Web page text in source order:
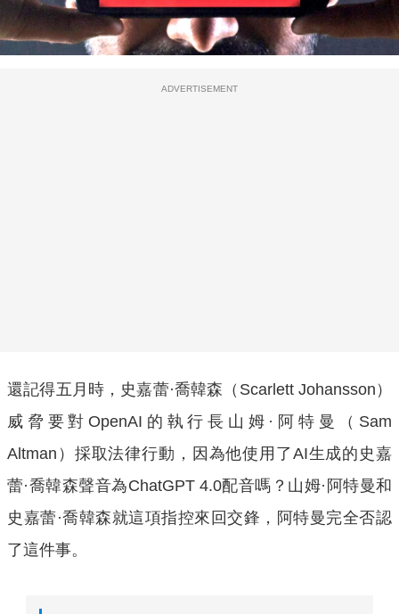
ADVERTISEMENT
還記得五月時，史嘉蕾·喬韓森（Scarlett Johansson）
威脅要對OpenAI的執行長山姆·阿特曼（Sam
Altman）採取法律行動，因為他使用了AI生成的史嘉
蕾·喬韓森聲音為ChatGPT 4.0配音嗎？山姆·阿特曼和
史嘉蕾·喬韓森就這項指控來回交鋒，阿特曼完全否認
了這件事。